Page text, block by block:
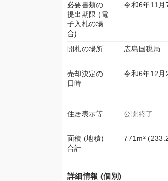
必要書類の
提出期限 (電
子入札の場
合)
令和6年11月
開札の場所 広島国税局
売却決定の
日時
令和6年12月
住居表示等 公開終了
面積 (地積)
合計
771m²
詳細情報 (個別)